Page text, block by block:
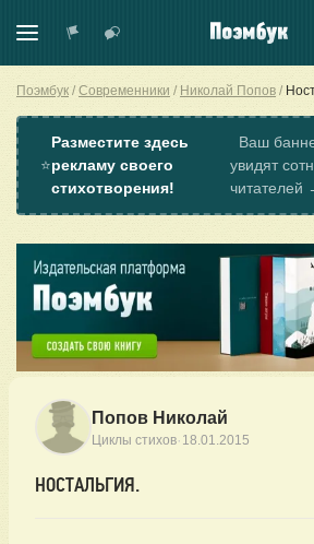
Поэмбук Современники Николай Попов
⭐
Разместите здесь
рекламу своего
стихотворения!
Ваш
увидят
читателей
Попов Николай
Циклы стихов· 18.01.2015
НОСТАЛЬГИЯ.